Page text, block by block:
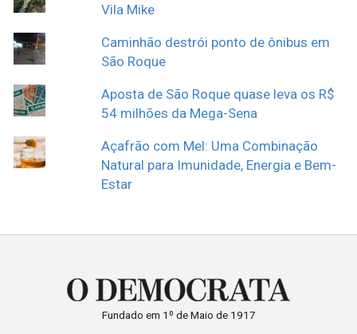
Vila Mike
Caminhão destrói ponto de ônibus em
São Roque
Aposta de São Roque quase leva os R$
54 milhões da Mega-Sena
Açafrão com Mel: Uma Combinação
Natural para Imunidade, Energia e Bem-
Estar
Fundado em 1º de Maio de 1917